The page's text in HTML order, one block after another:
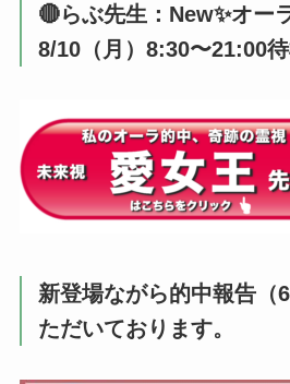
🔴らぶ先生：New✨オー
8/10（月）8:30〜21:00待
新登場ながら的中報告（
ただいております。